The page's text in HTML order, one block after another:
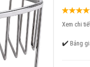
Xem chi
✔️ Bảng